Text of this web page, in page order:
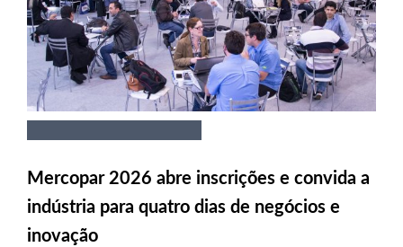
Mercopar 2026 abre inscrições e convida a
indústria para quatro dias de negócios e
inovação